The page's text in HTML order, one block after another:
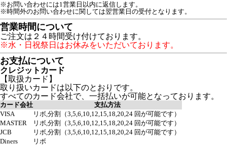
※お問い合わせには1営業日以内に返信します。
※時間外のお問い合わせに関しては翌営業日の受付となります。
営業時間について
ご注文は２４時間受け付けております。
※水・日祝祭日はお休みをいただいております。
お支払について
クレジットカード
【取扱カード】
取り扱いカードは以下のとおりです。
すべてのカード会社で、一括払いが可能となっております。
カード会社
支払方法
VISA
リボ,分割（3,5,6,10,12,15,18,20,24 回が可能です）
MASTER
リボ,分割（3,5,6,10,12,15,18,20,24 回が可能です）
JCB
リボ,分割（3,5,6,10,12,15,18,20,24 回が可能です）
Diners
リボ